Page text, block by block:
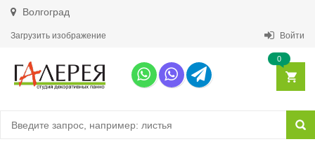
Волгоград
Загрузить изображение Войти
0